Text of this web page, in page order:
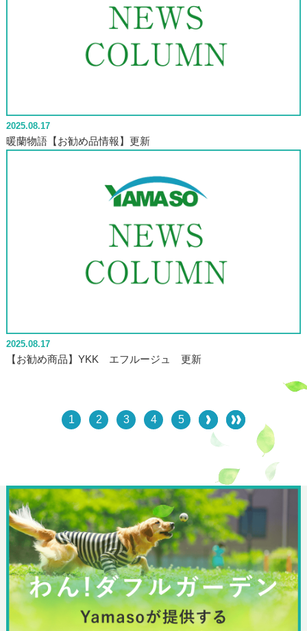
2025.08.17
暖蘭物語【お勧め品情報】更新
2025.08.17
【お勧め商品】YKK エフルージュ 更新
1 2 3 4 5